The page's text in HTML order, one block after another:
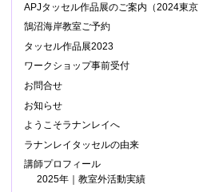
APJタッセル作品展のご案内（2024東京
鵠沼海岸教室ご予約
タッセル作品展2023
ワークショップ事前受付
お問合せ
お知らせ
ようこそラナンレイへ
ラナンレイタッセルの由来
講師プロフィール
2025年｜教室外活動実績